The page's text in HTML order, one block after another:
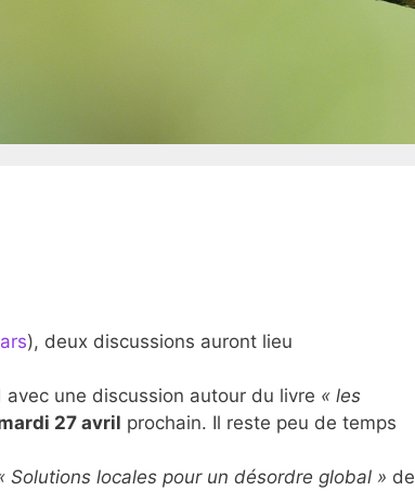
), deux discussions auront lieu
une discussion autour du livre « les
27 avril prochain. Il reste peu de temps
Solutions locales pour un désordre global » de